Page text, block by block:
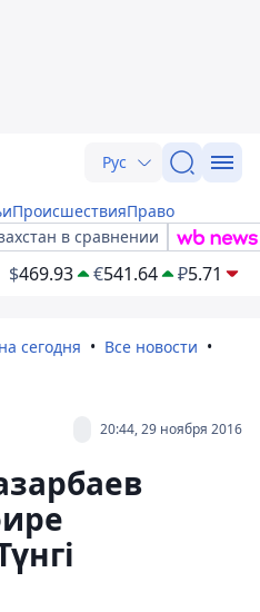
Рус
ПроисшествияПраво
в сравнении
$469.93 €541.64 ₽5.71
сегодня
Все новости
20:44, 29 ноября 2016